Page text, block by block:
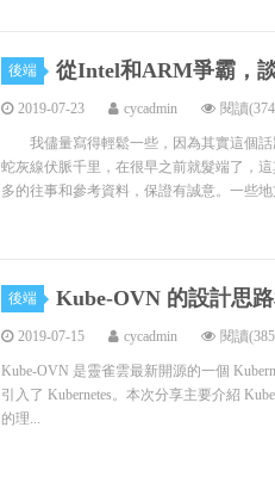
後端 從Intel和ARM爭霸，
2019-07-23 cycadmin 閱讀
我儘量寫得輕鬆一些，因為其實這個話
蛇灰線伏脈千里，在很早之前就髮端了
多的往事和參考資料，保證有誠意。一些
後端 Kube-OVN 的設計思
2019-07-15 cycadmin 閱讀
Kube-OVN 是靈雀雲最新開源的一個
引入了 Kubernetes。本次分享主要介紹
的理...